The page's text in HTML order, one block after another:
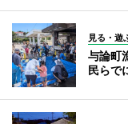
見る・遊
与論町
民らで